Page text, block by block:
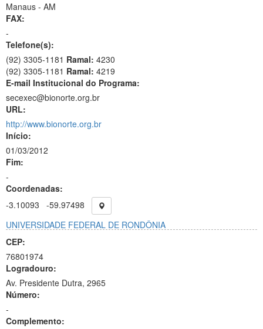
Manaus - AM
FAX:
-
Telefone(s):
(92) 3305-1181 Ramal: 4230
(92) 3305-1181 Ramal: 4219
E-mail Institucional do Programa:
secexec@bionorte.org.br
URL:
http://www.bionorte.org.br
Início:
01/03/2012
Fim:
-
Coordenadas:
-3.10093
-59.97498
UNIVERSIDADE FEDERAL DE RONDÔNIA
CEP:
76801974
Logradouro:
Av. Presidente Dutra, 2965
Número:
-
Complemento: